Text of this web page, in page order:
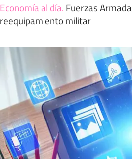
Economía al día. Fuerzas
reequipamiento militar